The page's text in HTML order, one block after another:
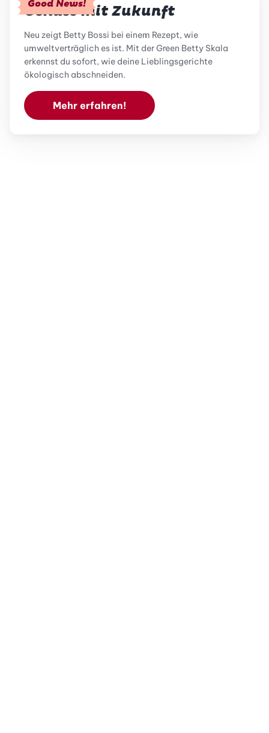
Good News!
Genuss mit Zukunft
Neu zeigt Betty Bossi bei einem Rezept, wie
umweltverträglich es ist. Mit der Green Betty Skala
erkennst du sofort, wie deine Lieblingsgerichte
ökologisch abschneiden.
Mehr erfahren!